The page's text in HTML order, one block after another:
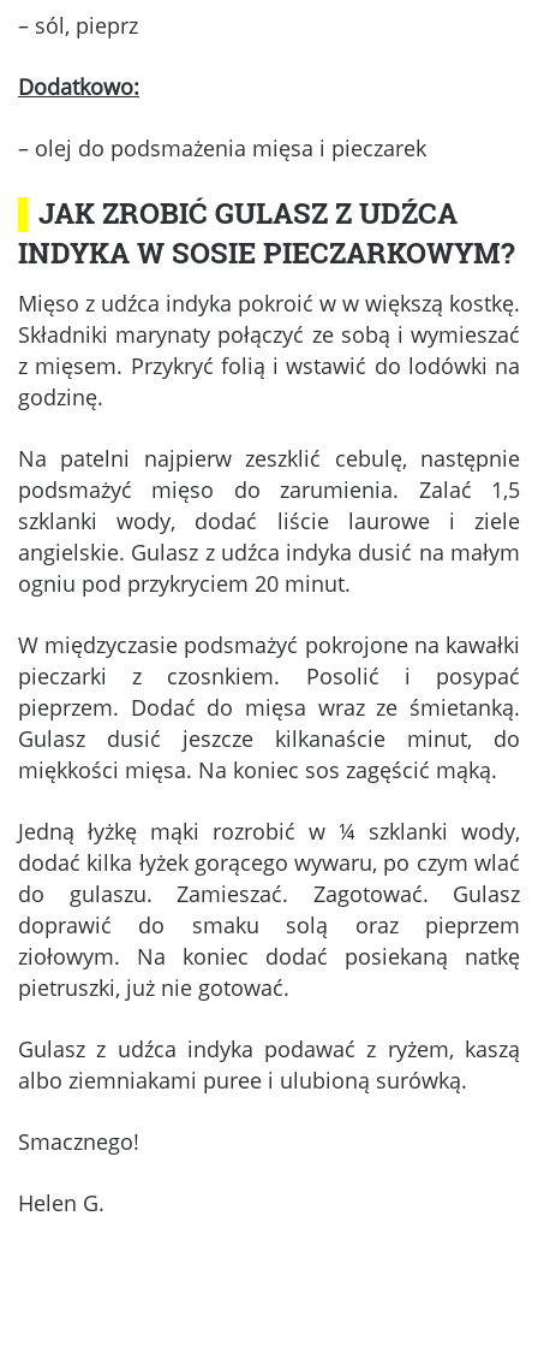
– sól, pieprz
Dodatkowo:
– olej do podsmażenia mięsa i pieczarek
JAK ZROBIĆ GULASZ Z UDŹCA
INDYKA W SOSIE PIECZARKOWYM?
Mięso z udźca indyka pokroić w w większą kostkę.
Składniki marynaty połączyć ze sobą i wymieszać
z mięsem. Przykryć folią i wstawić do lodówki na
godzinę.
Na patelni najpierw zeszklić cebulę, następnie
podsmażyć mięso do zarumienia. Zalać 1,5
szklanki wody, dodać liście laurowe i ziele
angielskie. Gulasz z udźca indyka dusić na małym
ogniu pod przykryciem 20 minut.
W międzyczasie podsmażyć pokrojone na kawałki
pieczarki z czosnkiem. Posolić i posypać
pieprzem. Dodać do mięsa wraz ze śmietanką.
Gulasz dusić jeszcze kilkanaście minut, do
miękkości mięsa. Na koniec sos zagęścić mąką.
Jedną łyżkę mąki rozrobić w ¼ szklanki wody,
dodać kilka łyżek gorącego wywaru, po czym wlać
do gulaszu. Zamieszać. Zagotować. Gulasz
doprawić do smaku solą oraz pieprzem
ziołowym. Na koniec dodać posiekaną natkę
pietruszki, już nie gotować.
Gulasz z udźca indyka podawać z ryżem, kaszą
albo ziemniakami puree i ulubioną surówką.
Smacznego!
Helen G.